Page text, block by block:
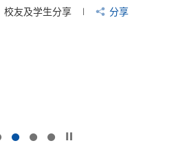
校友及学生分享 分享